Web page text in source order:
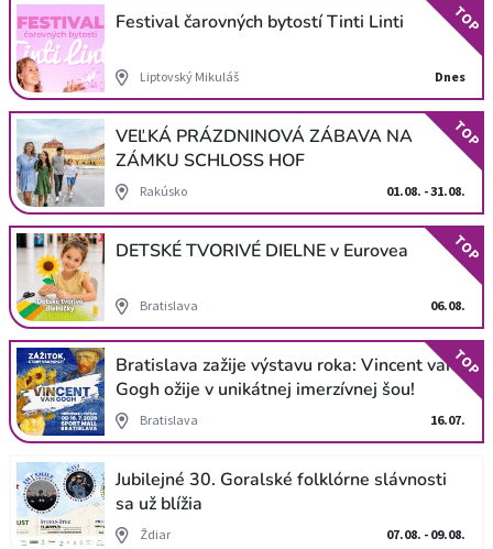
Festival čarovných bytostí Tinti Linti
Liptovský Mikuláš Dnes
TOP
VEĽKÁ PRÁZDNINOVÁ ZÁBAVA NA
ZÁMKU SCHLOSS HOF
Rakúsko 01.08. - 31.08.
TOP
DETSKÉ TVORIVÉ DIELNE v Eurovea
Bratislava 06.08.
TOP
Bratislava zažije výstavu roka: Vincent van
Gogh ožije v unikátnej imerzívnej šou!
Bratislava 16.07.
TOP
Jubilejné 30. Goralské folklórne slávnosti
sa už blížia
Ždiar 07.08. - 09.08.